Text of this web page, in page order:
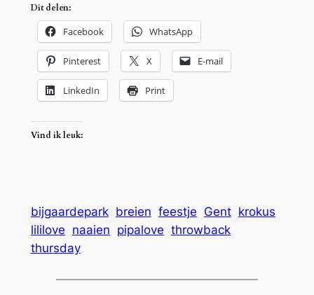
Dit delen:
Facebook WhatsApp
Pinterest X E-mail
LinkedIn Print
Vind ik leuk:
bijgaardepark breien feestje Gent krokus
lililove naaien pipalove throwback
thursday